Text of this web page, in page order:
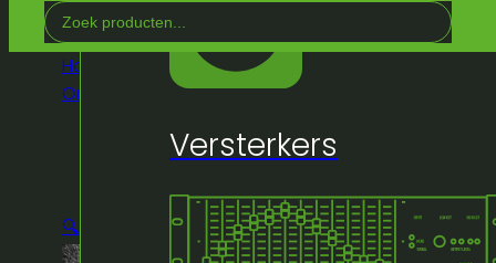
Versterkers
Search
...
Home
Winkel Video/Verdelen &
Omvormeren /ACT hdmi extender 50m set
🔍